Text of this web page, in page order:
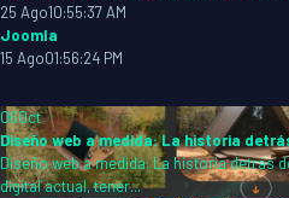
25 Ago10:55:37 AM
Joomla
15 Ago01:56:24 PM
06Oct
Diseño web a medida: La historia
Diseño web a medida: La historia detrás
digital actual, tener...